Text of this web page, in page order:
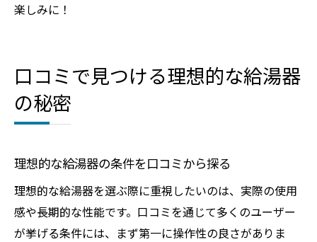
楽しみに！
口コミで見つける理想的な給湯器
の秘密
理想的な給湯器の条件を口コミから探る
理想的な給湯器を選ぶ際に重視したいのは、実際の使用
感や長期的な性能です。口コミを通じて多くのユーザー
が挙げる条件には、まず第一に操作性の良さがありま